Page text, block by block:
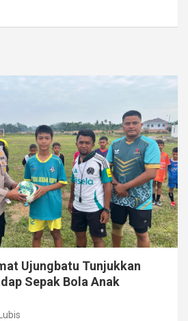
Ujungbatu Tunjukkan
Sepak Bola Anak